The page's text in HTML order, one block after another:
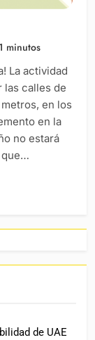
1 minutos
La actividad
las calles de
en los
en la
no estará
que…
de UAE